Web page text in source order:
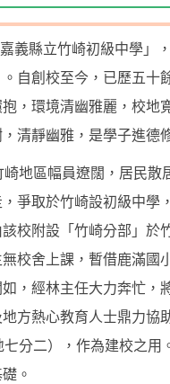
義縣立竹崎初級中學」
自創校至今，已歷五十
，環境清幽雅麗，校地
清靜幽雅，是學子進德
地區幅員遼闊，居民散
爭取於竹崎設初級中學
校附設「竹崎分部」於
校舍上課，暫借鹿滿國
，經林主任大力奔忙，
方熱心教育人士鼎力協
七分二），作為建校之
。